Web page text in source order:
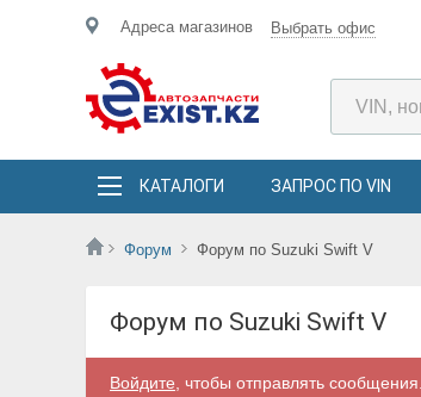
Адреса магазинов Выбрать офис
КАТАЛОГИ ЗАПРОС ПО VIN
Форум Форум по Suzuki Swift V
Форум по Suzuki Swift V
Войдите , чтобы отправлять сообщения.